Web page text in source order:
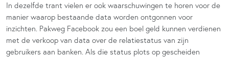
In dezelfde trant vielen er ook waarschuwingen te horen voor de
manier waarop bestaande data worden ontgonnen voor
inzichten. Pakweg Facebook zou een boel geld kunnen verdienen
met de verkoop van data over de relatiestatus van zijn
gebruikers aan banken. Als die status plots op gescheiden